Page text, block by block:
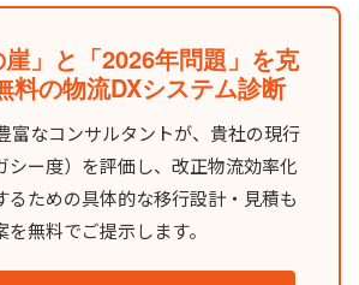
崖」と「2026年問題」を克
料の物流DXシステム診断
富なコンサルタントが、貴社の現行
シー度）を評価し、改正物流効率化
るための具体的な移行設計・見積も
を無料でご提示します。